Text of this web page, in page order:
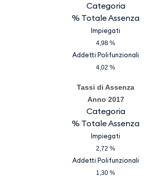
Categoria
% Totale Assenza
Impiegati
4,98 %
Addetti Polifunzionali
4,02 %
Tassi di Assenza
Anno 2017
Categoria
% Totale Assenza
Impiegati
2,72 %
Addetti Polifunzionali
1,30 %